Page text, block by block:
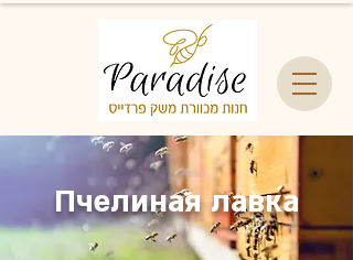
Пчелиная лавка